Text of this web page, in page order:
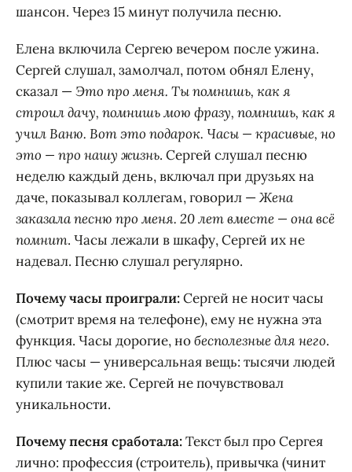
шансон. Через 15 минут получила песню.
Елена включила Сергею вечером после ужина.
Сергей слушал, замолчал, потом обнял Елену,
сказал —Это про меня. Ты помнишь, как я
строил дачу, помнишь мою фразу, помнишь, как я
учил Ваню. Вот это подарок. Часы — красивые, но
это — про нашу жизнь. Сергей слушал песню
неделю каждый день, включал при друзьях на
даче, показывал коллегам, говорил —Жена
заказала песню про меня. 20 лет вместе — она всё
помнит. Часы лежали в шкафу, Сергей их не
надевал. Песню слушал регулярно.
Почему часы проиграли:Сергей не носит часы
(смотрит время на телефоне), ему не нужна эта
функция. Часы дорогие, нобесполезные для него.
Плюс часы — универсальная вещь: тысячи людей
купили такие же. Сергей не почувствовал
уникальности.
Почему песня сработала:Текст был про Сергея
лично: профессия (строитель), привычка (чинит